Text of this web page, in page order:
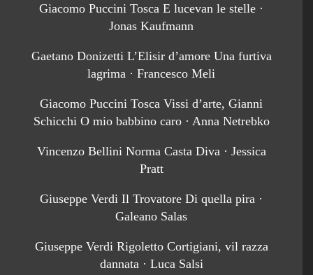
Giacomo Puccini Tosca E lucevan le stelle ·
Jonas Kaufmann
Gaetano Donizetti L’Elisir d’amore Una furtiva
lagrima · Francesco Meli
Giacomo Puccini Tosca Vissi d’arte, Gianni
Schicchi O mio babbino caro · Anna Netrebko
Vincenzo Bellini Norma Casta Diva · Jessica
Pratt
Giuseppe Verdi Il Trovatore Di quella pira ·
Galeano Salas
Giuseppe Verdi Rigoletto Cortigiani, vil razza
dannata · Luca Salsi